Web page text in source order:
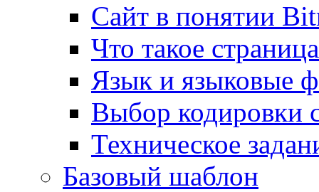
Сайт в понятии
Что такое страница
Язык и языковые
Выбор кодировки
Техническое
Базовый шаблон